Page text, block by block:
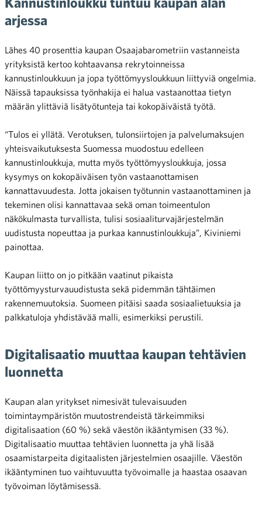
arjessa
Lähes 40 prosenttia kaupan Osaajabarometriin vastanneista
yrityksistä kertoo kohtaavansa rekrytoinneissa
kannustinloukkuun ja jopa työttömyysloukkuun liittyviä ongelmia.
Näissä tapauksissa työnhakija ei halua vastaanottaa tietyn
määrän ylittäviä lisätyötunteja tai kokopäiväistä työtä.
“Tulos ei yllätä. Verotuksen, tulonsiirtojen ja palvelumaksujen
yhteisvaikutuksesta Suomessa muodostuu edelleen
kannustinloukkuja, mutta myös työttömyysloukkuja, jossa
kysymys on kokopäiväisen työn vastaanottamisen
kannattavuudesta. Jotta jokaisen työtunnin vastaanottaminen ja
tekeminen olisi kannattavaa sekä oman toimeentulon
näkökulmasta turvallista, tulisi sosiaaliturvajärjestelmän
uudistusta nopeuttaa ja purkaa kannustinloukkuja”, Kiviniemi
painottaa.
Kaupan liitto on jo pitkään vaatinut pikaista
työttömyysturvauudistusta sekä pidemmän tähtäimen
rakennemuutoksia. Suomeen pitäisi saada sosiaalietuuksia ja
palkkatuloja yhdistävää malli, esimerkiksi perustili.
Digitalisaatio muuttaa kaupan tehtävien
luonnetta
Kaupan alan yritykset nimesivät tulevaisuuden
toimintaympäristön muutostrendeistä tärkeimmiksi
digitalisaation (60 %) sekä väestön ikääntymisen (33 %).
Digitalisaatio muuttaa tehtävien luonnetta ja yhä lisää
osaamistarpeita digitaalisten järjestelmien osaajille. Väestön
ikääntyminen tuo vaihtuvuutta työvoimalle ja haastaa osaavan
työvoiman löytämisessä.